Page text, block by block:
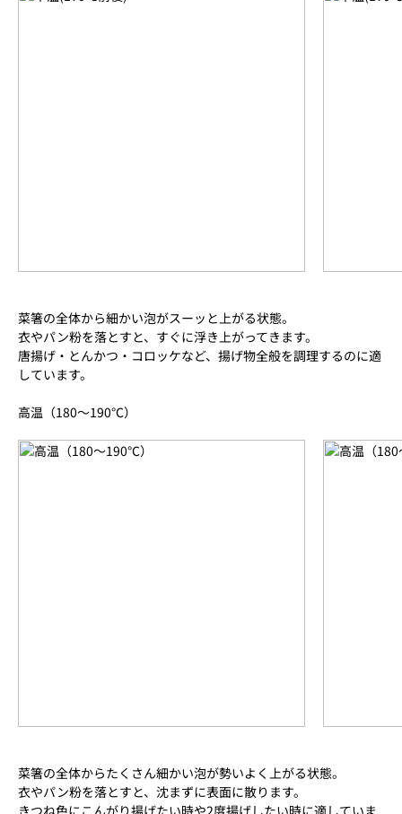
菜箸の全体から細かい泡がスーッと上がる状態。
衣やパン粉を落とすと、すぐに浮き上がってきます。
唐揚げ・とんかつ・コロッケなど、揚げ物全般を調理するのに適
しています。
高温（180～190℃）
菜箸の全体からたくさん細かい泡が勢いよく上がる状態。
衣やパン粉を落とすと、沈まずに表面に散ります。
きつね色にこんがり揚げたい時や2度揚げしたい時に適していま